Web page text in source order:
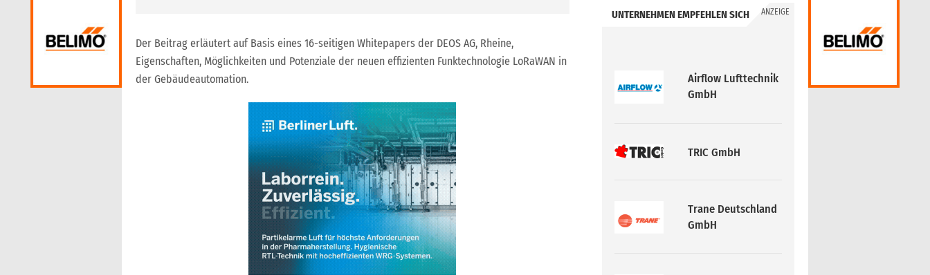
Der Beitrag erläutert auf Basis eines 16-seitigen Whitepapers der DEOS AG, Rheine,
Eigenschaften, Möglichkeiten und Potenziale der neuen effizienten Funktechnologie LoRaWAN in
der Gebäudeautomation.
UNTERNEHMEN EMPFEHLEN SICH ANZEIGE
TRIC GmbH
GmbH
Mitsubishi Electric
Europe B.V.